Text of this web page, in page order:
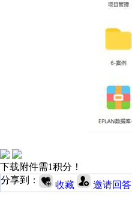
下载附件需1积分！
分享到：
收藏 邀请回答